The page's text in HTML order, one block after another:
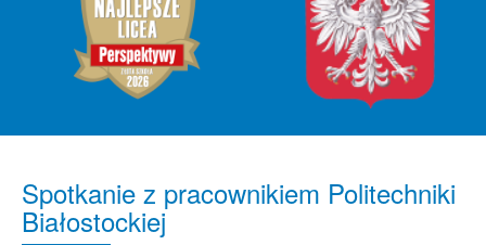
Spotkanie z pracownikiem Politechniki
Białostockiej